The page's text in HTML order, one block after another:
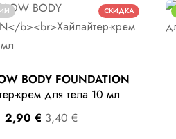
СКИДКА
BODY FOUNDATION
крем для тела 10 мл
3,40€
2,90€